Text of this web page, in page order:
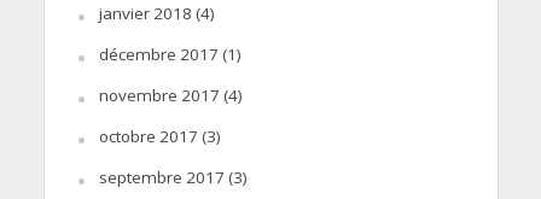
janvier 2018 (4)
décembre 2017 (1)
novembre 2017 (4)
octobre 2017 (3)
septembre 2017 (3)